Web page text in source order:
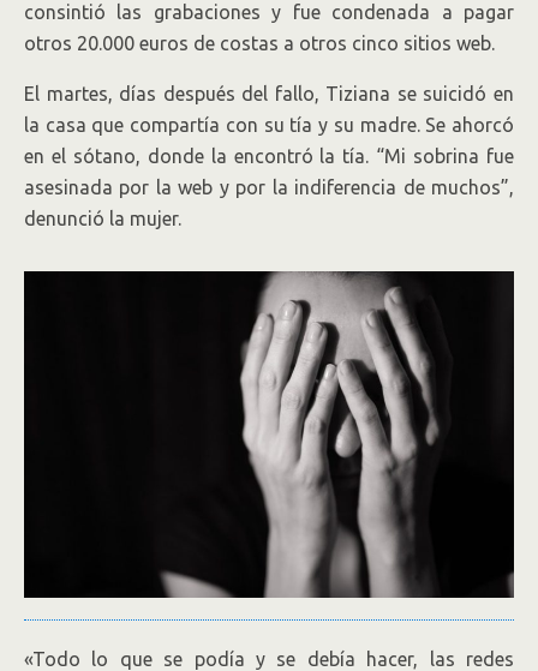
consintió las grabaciones y fue condenada a pagar
otros 20.000 euros de costas a otros cinco sitios web.
El martes, días después del fallo, Tiziana se suicidó en
la casa que compartía con su tía y su madre. Se ahorcó
en el sótano, donde la encontró la tía. “Mi sobrina fue
asesinada por la web y por la indiferencia de muchos”,
denunció la mujer.
«Todo lo que se podía y se debía hacer, las redes